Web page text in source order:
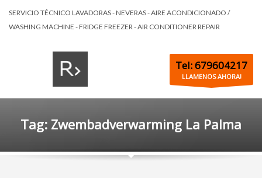
SERVICIO TÉCNICO LAVADORAS - NEVERAS - AIRE ACONDICIONADO /
WASHING MACHINE - FRIDGE FREEZER - AIR CONDITIONER REPAIR
Tel: 679604217
LLAMENOS AHORA!
Tag: Zwembadverwarming La Palma